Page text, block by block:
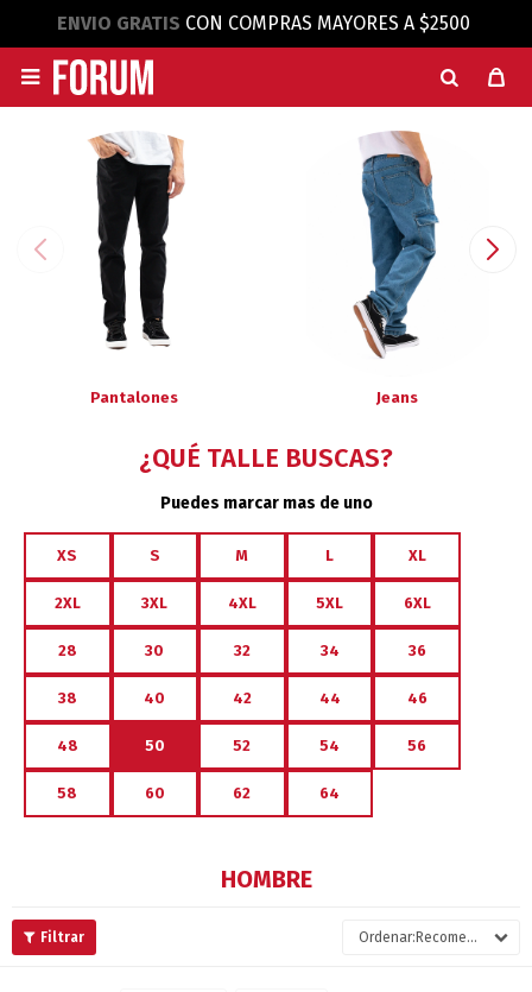
ENVIO GRATIS CON COMPRAS MAYORES A $2500

Pantalones Jeans
¿QUÉ TALLE BUSCAS?
Puedes marcar mas de uno
XS S M L XL
2XL 3XL 4XL 5XL 6XL
28 30 32 34 36
38 40 42 44 46
48 50 52 54 56
58 60 62 64
HOMBRE
Recomendados